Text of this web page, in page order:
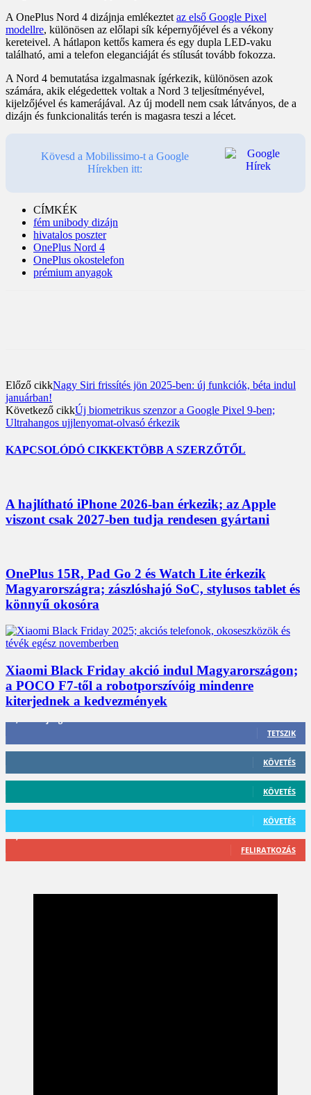
A OnePlus Nord 4 dizájnja emlékeztet az első Google Pixel
modellre, különösen az előlapi sík képernyőjével és a vékony
kereteivel. A hátlapon kettős kamera és egy dupla LED-vaku
található, ami a telefon eleganciáját és stílusát tovább fokozza.
A Nord 4 bemutatása izgalmasnak ígérkezik, különösen azok
számára, akik elégedettek voltak a Nord 3 teljesítményével,
kijelzőjével és kamerájával. Az új modell nem csak látványos, de a
dizájn és funkcionalitás terén is magasra teszi a lécet.
Kövesd a Mobilissimo-t a Google
Hírekben itt:
CÍMKÉK
fém unibody dizájn
hivatalos poszter
OnePlus Nord 4
OnePlus okostelefon
prémium anyagok
Előző cikkNagy Siri frissítés jön 2025-ben: új funkciók, béta indul
januárban!
Következő cikkÚj biometrikus szenzor a Google Pixel 9-ben;
Ultrahangos ujjlenyomat-olvasó érkezik
KAPCSOLÓDÓ CIKKEKTÖBB A SZERZŐTŐL
A hajlítható iPhone 2026-ban érkezik; az Apple
viszont csak 2027-ben tudja rendesen gyártani
OnePlus 15R, Pad Go 2 és Watch Lite érkezik
Magyarországra; zászlóshajó SoC, stylusos tablet és
könnyű okosóra
Xiaomi Black Friday akció indul Magyarországon;
a POCO F7-től a robotporszívóig mindenre
kiterjednek a kedvezmények
TETSZIK
412 Követő
KÖVETÉS
59 Követő
KÖVETÉS
101 Követő
KÖVETÉS
2,589 Feliratkozó
FELIRATKOZÁS